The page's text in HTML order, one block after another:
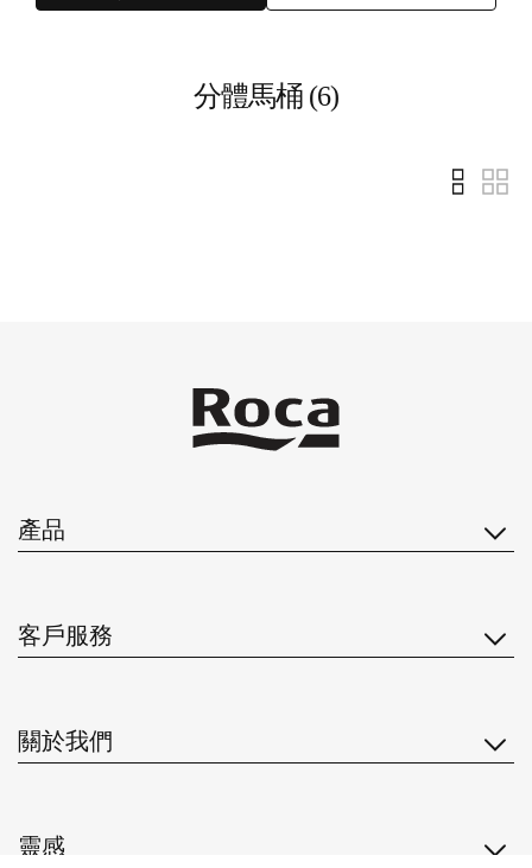
分體馬桶 (6)
產品
客戶服務
關於我們
靈感